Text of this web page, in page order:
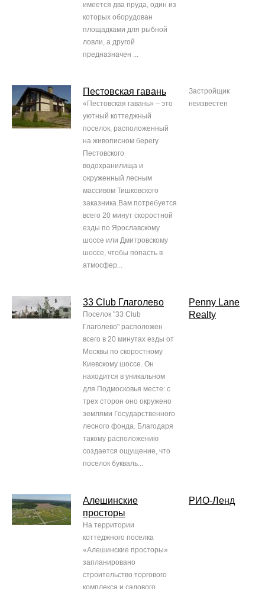
имеется два пруда, один из
которых оборудован
площадками для рыбной
ловли, а другой
предназначен ...
Пестовская гавань
«Пестовская гавань» – это
уютный коттеджный
поселок, расположенный
на живописном берегу
Пестовского
водохранилища и
окруженный лесным
массивом Тишковского
заказника.Вам потребуется
всего 20 минут скоростной
езды по Ярославскому
шоссе или Дмитровскому
шоссе, чтобы попасть в
атмосфер...
Застройщик
неизвестен
33 Club Глаголево
Поселок "33 Club
Глаголево" расположен
всего в 20 минутах езды от
Москвы по скоростному
Киевскому шоссе. Он
находится в уникальном
для Подмосковья месте: с
трех сторон оно окружено
землями Государственного
лесного фонда. Благодаря
такому расположению
создается ощущение, что
поселок букваль...
Penny Lane
Realty
Алешинские
просторы
На территории
коттеджного поселка
«Алешинские просторы»
запланировано
строительство торгового
комплекса и садового
РИО-Ленд